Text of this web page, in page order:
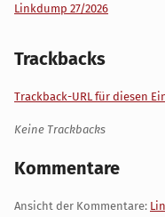
Linkdump 27/2026
Trackbacks
Trackback-URL für diesen
Keine Trackbacks
Kommentare
Ansicht der Kommentare: